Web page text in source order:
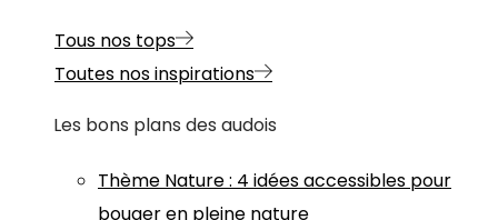
Tous nos tops
Toutes nos inspirations
Les bons plans des audois
Thème Nature: 4 idées accessibles pour
bouger en pleine nature